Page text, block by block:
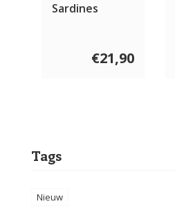
Sardines
€21,90
Tags
Nieuw